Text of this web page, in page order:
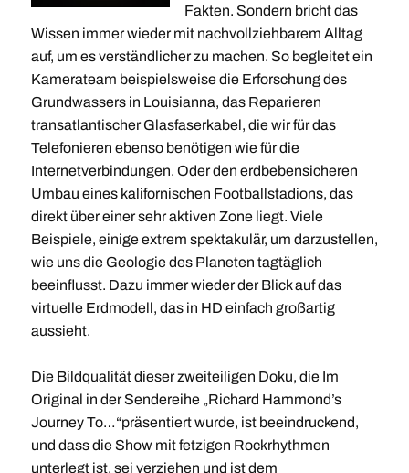
Fakten. Sondern bricht das
Wissen immer wieder mit nachvollziehbarem Alltag
auf, um es verständlicher zu machen. So begleitet ein
Kamerateam beispielsweise die Erforschung des
Grundwassers in Louisianna, das Reparieren
transatlantischer Glasfaserkabel, die wir für das
Telefonieren ebenso benötigen wie für die
Internetverbindungen. Oder den erdbebensicheren
Umbau eines kalifornischen Footballstadions, das
direkt über einer sehr aktiven Zone liegt. Viele
Beispiele, einige extrem spektakulär, um darzustellen,
wie uns die Geologie des Planeten tagtäglich
beeinflusst. Dazu immer wieder der Blick auf das
virtuelle Erdmodell, das in HD einfach großartig
aussieht.
Die Bildqualität dieser zweiteiligen Doku, die Im
Original in der Sendereihe „Richard Hammond’s
Journey To…“präsentiert wurde, ist beeindruckend,
und dass die Show mit fetzigen Rockrhythmen
unterlegt ist, sei verziehen und ist dem